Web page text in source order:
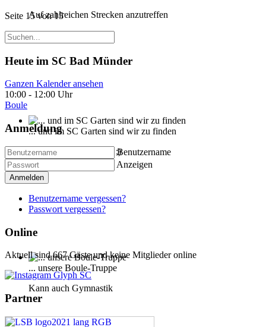
Auf zahlreichen Strecken anzutreffen
... und im SC Garten sind wir zu finden
Nicht nur beim Grillen ;)
... unsere Boule-Truppe
Kann auch Gymnastik
Seite 15 von 15
Heute im SC Bad Münder
Ganzen Kalender ansehen
10:00 - 12:00 Uhr
Boule
Anmeldung
Benutzername
Anzeigen
Anmelden
Benutzername vergessen?
Passwort vergessen?
Online
Aktuell sind 667 Gäste und keine Mitglieder online
Partner